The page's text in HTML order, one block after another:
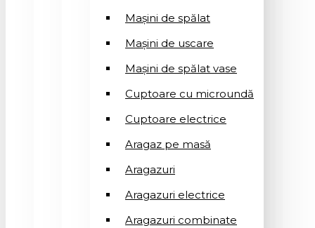
Mașini de spălat
Mașini de uscare
Mașini de spălat vase
Cuptoare cu microundă
Cuptoare electrice
Aragaz pe masă
Aragazuri
Aragazuri electrice
Aragazuri combinate